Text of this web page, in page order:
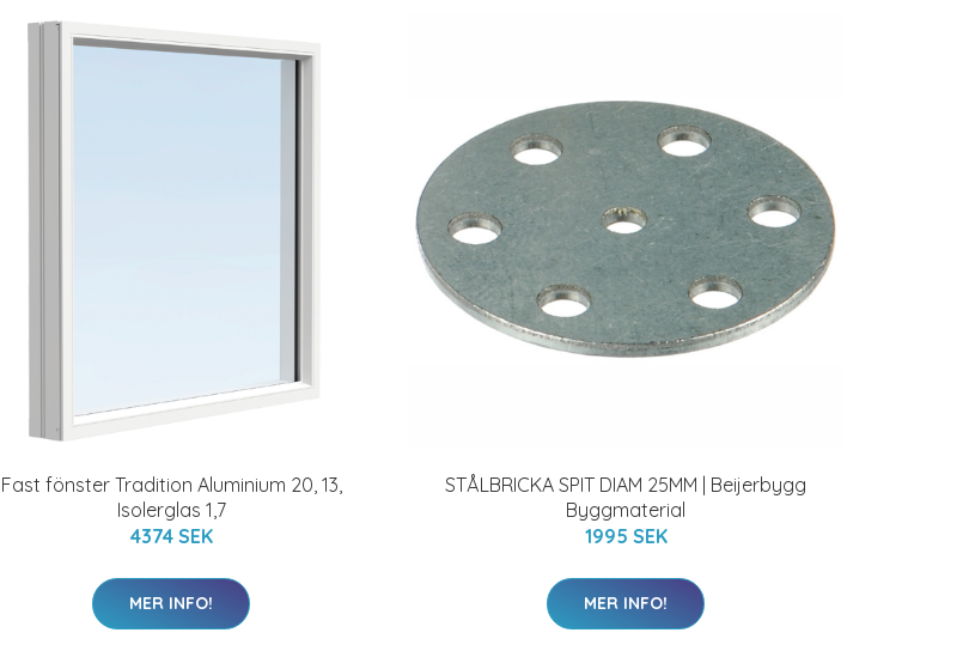
Fast fönster Tradition Aluminium 20, 13,
Isolerglas 1,7
4374 SEK
MER INFO!
STÅLBRICKA SPIT DIAM 25MM | Beijerbygg
Byggmaterial
1995 SEK
MER INFO!